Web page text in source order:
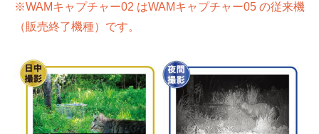
※WAMキャプチャー02 はWAMキャプチャー05 の従来機
（販売終了機種）です。